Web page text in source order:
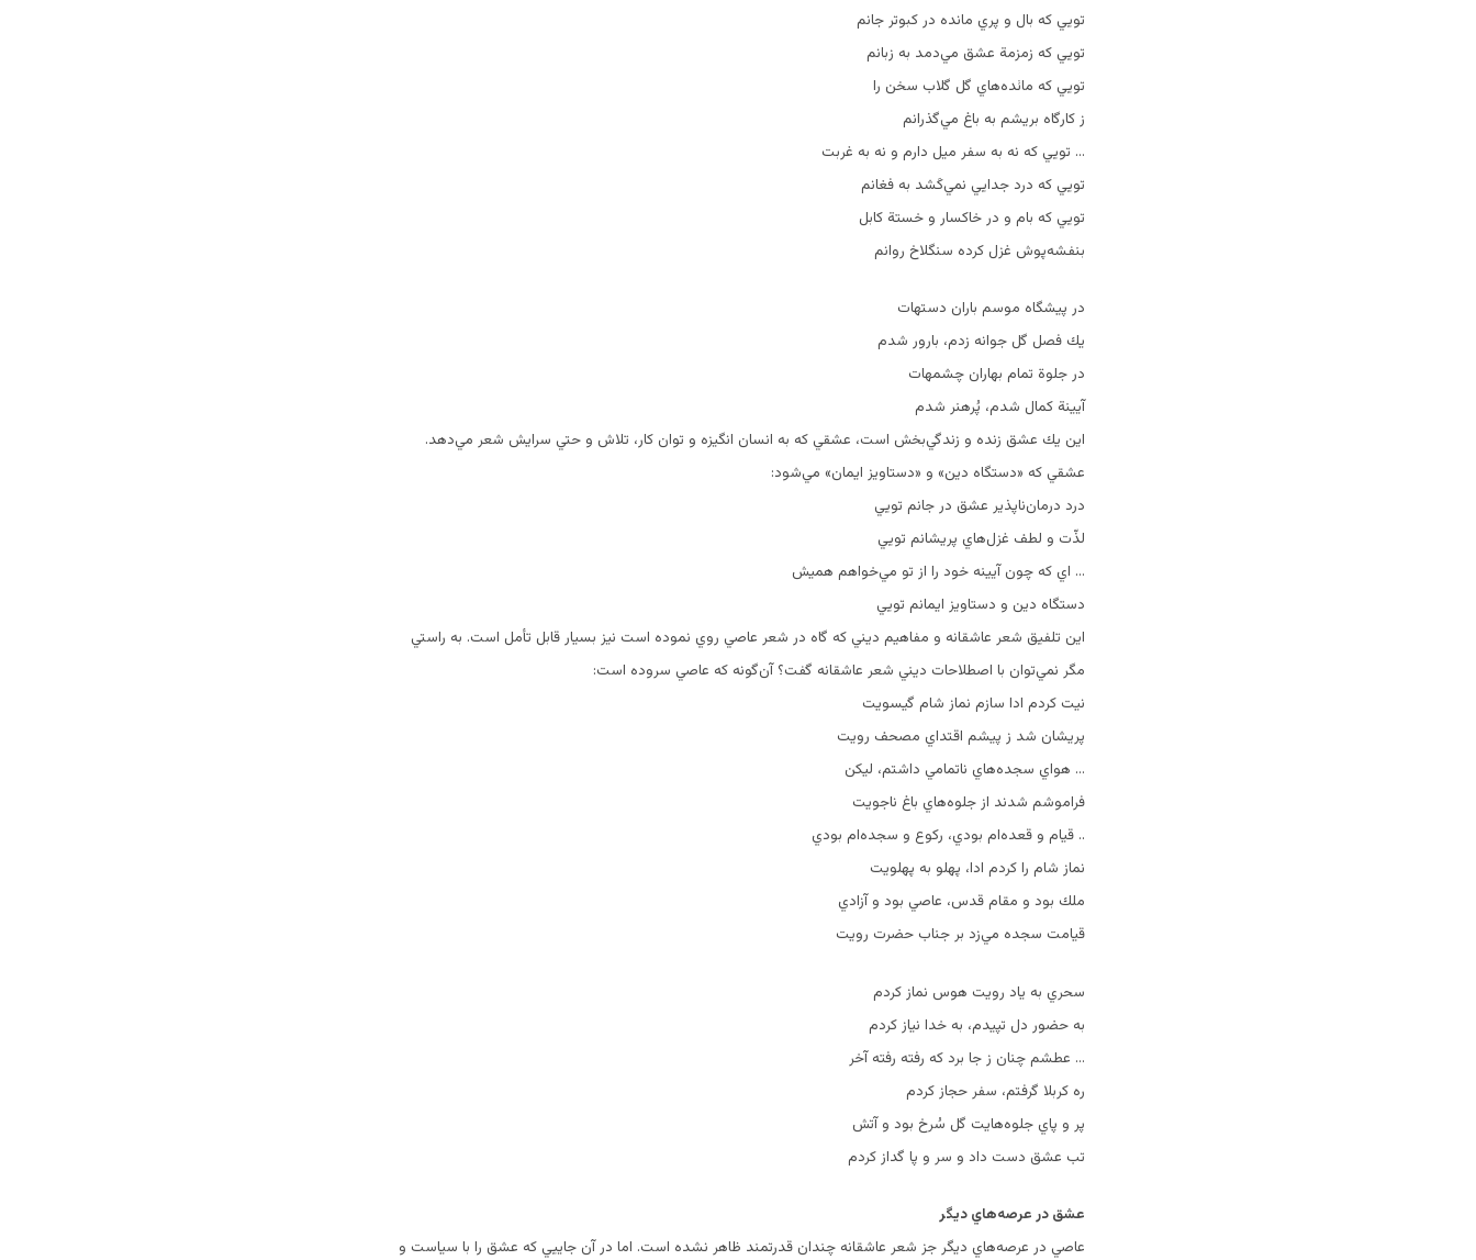
تويي كه بال و پري مانده در كبوتر جانم‌
تويي كه زمزمة عشق مي‌دمد به زبانم‌
تويي كه مائده‌هاي گل گلاب سخن را
ز كارگاه بريشم به باغ مي‌گذرانم‌
… تويي كه نه به سفر ميل دارم و نه به غربت‌
تويي كه درد جدايي نمي‌كَشد به فغانم‌
تويي كه بام و در خاكسار و خستة كابل‌
بنفشه‌پوش غزل كرده سنگلاخ روانم‌
در پيشگاه موسم باران دستهات‌
يك فصل گل جوانه زدم‌، بارور شدم‌
در جلوة تمام بهاران چشمهات‌
آيينة كمال شدم‌، پُرهنر شدم‌
اين يك عشق زنده و زندگي‌بخش است‌، عشقي كه به انسان انگيزه و توان كار، تلاش و حتي سرايش شعر مي‌دهد.
عشقي كه «دستگاه دين‌» و «دستاويز ايمان‌» مي‌شود:
درد درمان‌ناپذير عشق در جانم تويي‌
لذّت و لطف غزل‌هاي پريشانم تويي‌
… اي كه چون آيينه خود را از تو مي‌خواهم هميش‌
دستگاه دين و دستاويز ايمانم تويي‌
اين تلفيق شعر عاشقانه و مفاهيم ديني كه گاه در شعر عاصي روي نموده است نيز بسيار قابل تأمل است‌. به راستي
مگر نمي‌توان با اصطلاحات ديني شعر عاشقانه گفت‌؟ آن‌گونه كه عاصي سروده است‌:
نيت كردم ادا سازم نماز شام گيسويت‌
پريشان شد ز پيشم اقتداي مصحف رويت‌
… هواي سجده‌هاي ناتمامي داشتم‌، ليكن‌
فراموشم شدند از جلوه‌هاي باغ ناجويت‌
.. قيام و قعده‌ام بودي‌، ركوع و سجده‌ام بودي‌
نماز شام را كردم ادا، پهلو به پهلويت‌
ملك بود و مقام قدس‌، عاصي بود و آزادي‌
قيامت سجده مي‌زد بر جناب حضرت رويت‌
سحري به ياد رويت هوس نماز كردم‌
به حضور دل تپيدم‌، به خدا نياز كردم‌
… عطشم چنان ز جا برد كه رفته رفته آخر
ره كربلا گرفتم‌، سفر حجاز كردم‌
پر و پاي جلوه‌هايت گل سُرخ بود و آتش‌
تب عشق دست داد و سر و پا گداز كردم‌
عشق در عرصه‌هاي ديگر
عاصي در عرصه‌هاي ديگر جز شعر عاشقانه چندان قدرتمند ظاهر نشده است‌. اما در آن جاييي كه عشق را با سياست و